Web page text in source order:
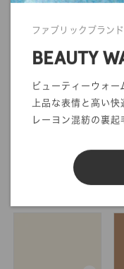
ファブリックブランド
BEAUTY
ビューティーウォ
上品な表情と高い快
レーヨン混紡の裏起